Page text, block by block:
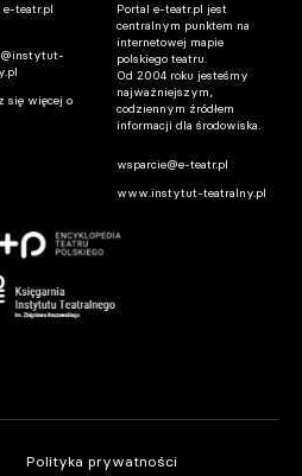
e-teatr.pl
się więcej o
Portal e-teatr.pl jest
centralnym punktem na
internetowej mapie
polskiego teatru.
Od 2004 roku jesteśmy
najważniejszym,
codziennym źródłem
informacji dla środowiska.
wsparcie@e-teatr.pl
www.instytut-teatralny.pl
Polityka prywatności